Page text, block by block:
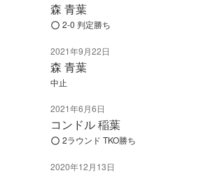
森 青葉
2-0 判定勝ち
2021年9月22日
森 青葉
中止
2021年6月6日
コンドル 稲葉
2ラウンド TKO勝ち
2020年12月13日